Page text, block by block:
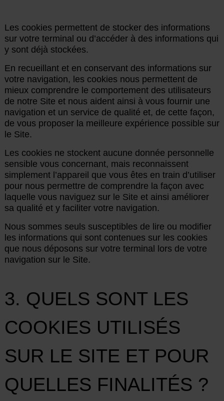
Les cookies permettent de stocker des informations
sur votre terminal ou d’accéder à des informations qui
y sont déjà stockées.
En recueillant et en conservant des informations sur
votre navigation, les cookies nous permettent de
mieux comprendre le comportement des utilisateurs
de notre Site et nous aident ainsi à vous fournir une
navigation et un service de qualité et, de cette façon,
de vous proposer la meilleure expérience possible sur
le Site.
Les cookies ne stockent aucune donnée personnelle
sensible vous concernant, mais reconnaissent
simplement l’appareil que vous êtes en train d’utiliser
pour nous permettre de comprendre la façon avec
laquelle vous naviguez sur le Site et ainsi améliorer
sa qualité et y faciliter votre navigation.
Nous sommes seuls susceptibles de lire ou modifier
les informations qui sont contenues sur les cookies
que nous déposons sur votre terminal lors de votre
navigation sur le Site.
3. QUELS SONT LES
COOKIES UTILISÉS
SUR LE SITE ET POUR
QUELLES FINALITÉS ?